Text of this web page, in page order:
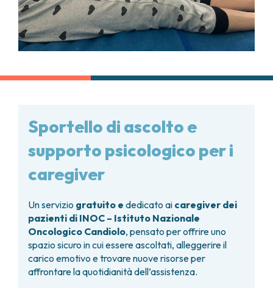
Sportello di ascolto e
supporto psicologico per i
caregiver
Un servizio gratuito e dedicato ai caregiver dei
pazienti di INOC – Istituto Nazionale
Oncologico Candiolo, pensato per offrire uno
spazio sicuro in cui essere ascoltati, alleggerire il
carico emotivo e trovare nuove risorse per
affrontare la quotidianità dell’assistenza.